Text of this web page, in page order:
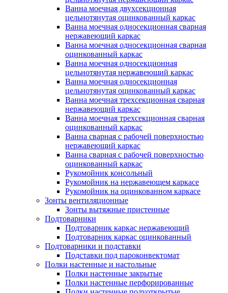
Ванна моечная двухсекционная
цельнотянутая оцинкованный каркас
Ванна моечная односекционная сварная
нержавеющий каркас
Ванна моечная односекционная сварная
оцинкованный каркас
Ванна моечная односекционная
цельнотянутая нержавеющий каркас
Ванна моечная односекционная
цельнотянутая оцинкованный каркас
Ванна моечная трехсекционная сварная
нержавеющий каркас
Ванна моечная трехсекционная сварная
оцинкованный каркас
Ванна сварная с рабочей поверхностью
нержавеющий каркас
Ванна сварная с рабочей поверхностью
оцинкованный каркас
Рукомойник консольный
Рукомойник на нержавеющем каркасе
Рукомойник на оцинкованном каркасе
Зонты вентиляционные
Зонты вытяжные пристенные
Подтоварники
Подтоварник каркас нержавеющий
Подтоварник каркас оцинкованный
Подтоварники и подставки
Подставки под пароконвектомат
Полки настенные и настольные
Полки настенные закрытые
Полки настенные перфорированные